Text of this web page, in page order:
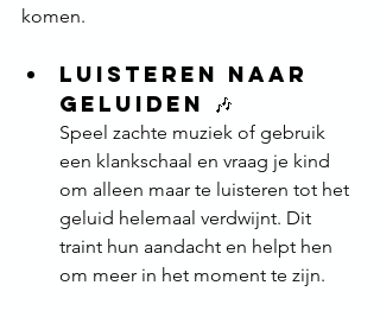
komen.
Luisteren naar
geluiden 🎶
Speel zachte muziek of gebruik
een klankschaal en vraag je kind
om alleen maar te luisteren tot het
geluid helemaal verdwijnt. Dit
traint hun aandacht en helpt hen
om meer in het moment te zijn.